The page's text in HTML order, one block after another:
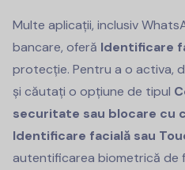
Multe aplicații, inclusiv
bancare, oferă Identificare
protecție. Pentru a o activa,
și căutați o opțiune de tipul
securitate sau blocare cu
Identificare facială sau
autentificarea biometrică de